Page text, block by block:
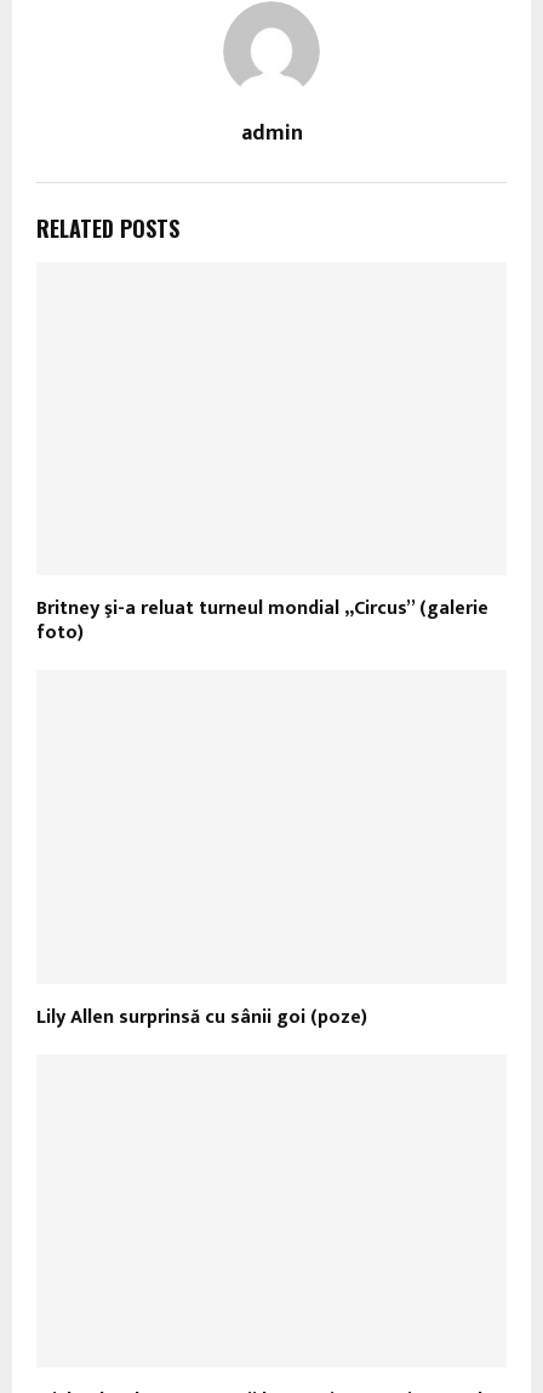
admin
RELATED POSTS
Britney şi-a reluat turneul mondial „Circus” (galerie
foto)
Lily Allen surprinsă cu sânii goi (poze)